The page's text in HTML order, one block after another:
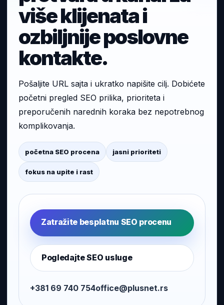
više klijenata i
ozbiljnije poslovne
kontakte.
Pošaljite URL sajta i ukratko napišite cilj. Dobićete
početni pregled SEO prilika, prioriteta i
preporučenih narednih koraka bez nepotrebnog
komplikovanja.
početna SEO procena jasni prioriteti
fokus na upite i rast
Zatražite besplatnu SEO procenu
Pogledajte SEO usluge
+381 69 740 754office@plusnet.rs